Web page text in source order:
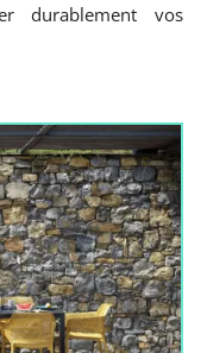
durablement vos